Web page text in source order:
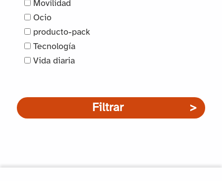
Movilidad
Ocio
producto-pack
Tecnología
Vida diaria
Filtrar